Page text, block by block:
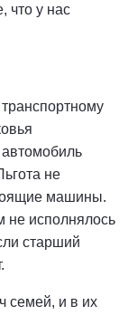
что у нас
не
машины.
не исполнялось
старший
семей, и в их